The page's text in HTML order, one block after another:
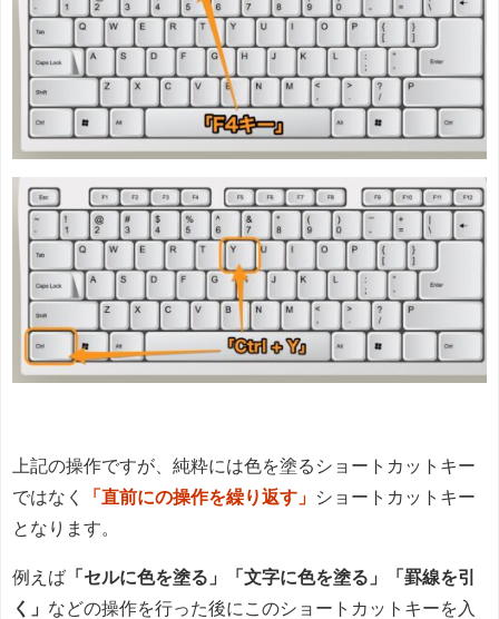
上記の操作ですが、純粋には色を塗るショートカットキー
ではなく
「直前にの操作を繰り返す」
ショートカットキー
となります。
例えば 「セルに色を塗る」「文字に色を塗る」「罫線を引
く」 などの操作を行った後にこのショートカットキーを入